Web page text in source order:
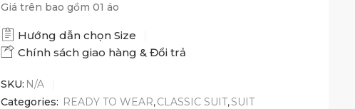
Giá trên bao gồm 01 áo
Hướng dẫn chọn Size
Chính sách giao hàng & Đổi trả
SKU: N/A
Categories: READY TO WEAR,CLASSIC SUIT,SUIT